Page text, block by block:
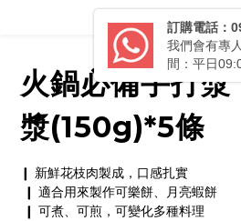
火鍋必備手打
漿(150g)*5條
❙ 新鮮花枝肉製成，口感扎實
❙ 適合用來製作可樂餅、月亮蝦餅
❙ 可煮、可煎，可變化多種料理